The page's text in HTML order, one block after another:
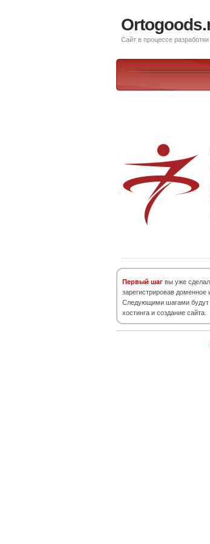
Сайт в процессе разработки
Первый шаг вы уже
зарегистрировав доменное
Следующими шагами будут
хостинга и создание сайта.